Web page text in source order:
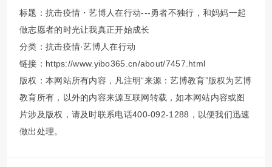
标题：抗击疫情・艺博人在行动---勇者不独行，和妈妈一起
做志愿者的时光让我真正开始成长
分类： 抗击疫情·艺博人在行动
链接：https://www.yibo365.cn/about/7457.html
版权：本网站所有内容，凡注明“来源：艺博教育”版权为艺博
教育所有，以外的内容来源互联网转载，如本网站内容或图
片涉及版权，请及时联系电话400-092-1288，以便我们迅速
做出处理。